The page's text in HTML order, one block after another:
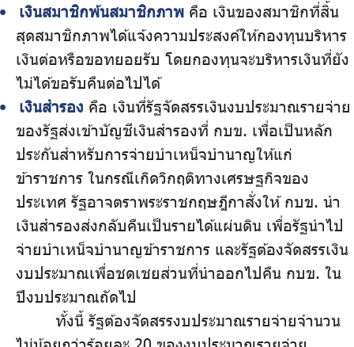
เงินสมาชิกพ้นสมาชิกภาพ คือ เงินของสมาชิกที่สิ้น
สุดสมาชิกภาพได้แจ้งความประสงค์ให้กองทุนบริหาร
เงินต่อหรือขอทยอยรับ โดยกองทุนจะบริหารเงินที่ยัง
ไม่ได้ขอรับคืนต่อไปได้
เงินสำรอง คือ เงินที่รัฐจัดสรรเงินงบประมาณรายจ่าย
ของรัฐส่งเข้าบัญชีเงินสำรองที่ กบข. เพื่อเป็นหลัก
ประกันสำหรับการจ่ายบำเหน็จบำนาญให้แก่
ข้าราชการ ในกรณีเกิดวิกฤติทางเศรษฐกิจของ
ประเทศ รัฐอาจตราพระราชกฤษฎีกาสั่งให้ กบข. นำ
เงินสำรองส่งกลับคืนเป็นรายได้แผ่นดิน เพื่อรัฐนำไป
จ่ายบำเหน็จบำนาญข้าราชการ และรัฐต้องจัดสรรเงิน
งบประมาณเพื่อชดเชยส่วนที่นำออกไปคืน กบข. ใน
ปีงบประมาณถัดไป
ทั้งนี้ รัฐต้องจัดสรรงบประมาณรายจ่ายจำนวน